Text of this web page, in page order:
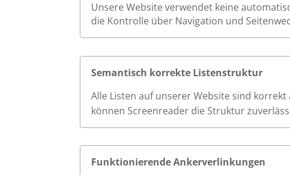
Unsere Website verwendet keine
die Kontrolle über Navigation und
Semantisch korrekte Listenstruktur
Alle Listen auf unserer Website sind korrekt
können Screenreader die Struktur
Funktionierende Ankerverlinkungen